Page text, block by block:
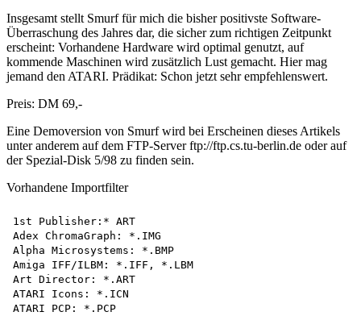
Insgesamt stellt Smurf für mich die bisher positivste Software-
Überraschung des Jahres dar, die sicher zum richtigen Zeitpunkt
erscheint: Vorhandene Hardware wird optimal genutzt, auf
kommende Maschinen wird zusätzlich Lust gemacht. Hier mag
jemand den ATARI. Prädikat: Schon jetzt sehr empfehlenswert.
Preis: DM 69,-
Eine Demoversion von Smurf wird bei Erscheinen dieses Artikels
unter anderem auf dem FTP-Server ftp://ftp.cs.tu-berlin.de oder auf
der Spezial-Disk 5/98 zu finden sein.
Vorhandene Importfilter
1st Publisher:* ART
Adex ChromaGraph: *.IMG
Alpha Microsystems: *.BMP
Amiga IFF/ILBM: *.IFF, *.LBM
Art Director: *.ART
ATARI Icons: *.ICN
ATARI PCP: *.PCP